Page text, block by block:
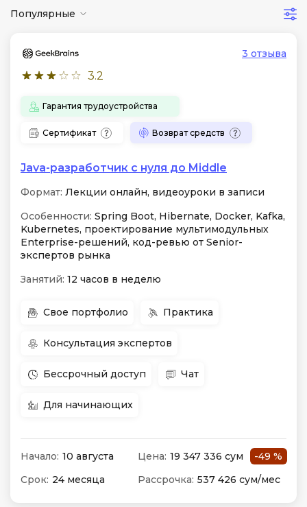
Популярные
3.2
3 отзыва
Гарантия трудоустройства
Сертификат Возврат средств
Java-разработчик с нуля до Middle
Формат: Лекции онлайн, видеоуроки в записи
Особенности: Spring Boot, Hibernate, Docker, Kafka,
Kubernetes, проектирование мультимодульных
Enterprise-решений, код-ревью от Senior-
экспертов рынка
Занятий: 12 часов в неделю
Свое портфолио Практика
Консультация экспертов
Бессрочный доступ Чат
Для начинающих
Начало: 10 августа Цена: 19 347 336 сум
-49 %
Срок: 24 месяца Рассрочка: 537 426 сум/мес